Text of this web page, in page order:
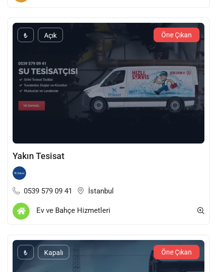
₺ Açık Öne Çıkan
Yakın Tesisat
0539 579 09 41 İstanbul
Ev ve Bahçe Hizmetleri
₺ Kapalı Öne Çıkan